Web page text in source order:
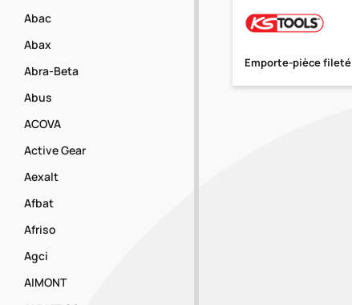
Abac
Abax
Abra-Beta
Abus
ACOVA
Active Gear
Aexalt
Afbat
Afriso
Agci
AIMONT
Emporte-pièce fileté